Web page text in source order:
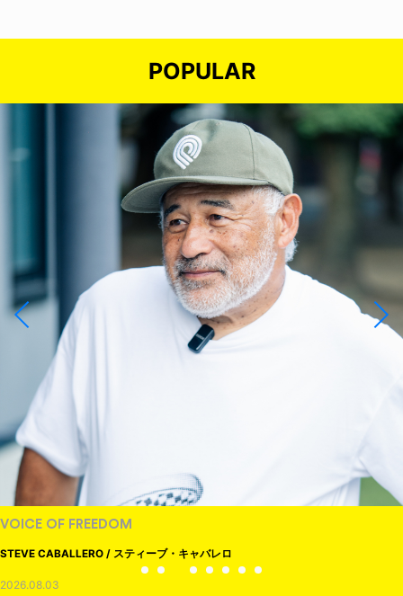
POPULAR
VOICE OF FREEDOM
STEVE CABALLERO / スティーブ・キャバレロ
2026.08.03